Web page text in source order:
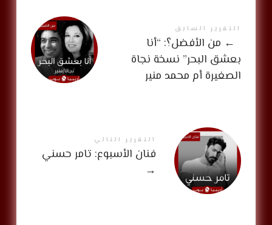
التقرير السابق
← من الأفضل؟: “أنا
بعشق البحر” نسخة نجاة
الصغيرة أم محمد منير
التقرير التالي
فنان الأسبوع: تامر حسني
→